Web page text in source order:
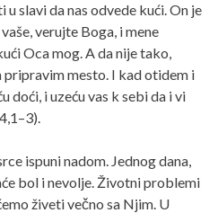
u slavi da nas odvede kući. On je
verujte Boga, i mene
Oca mog. A da nije tako,
pripravim mesto. I kad otidem i
doći, i uzeću vas k sebi da i vi
ispuni nadom. Jednog dana,
bol i nevolje. Životni problemi
živeti večno sa Njim. U